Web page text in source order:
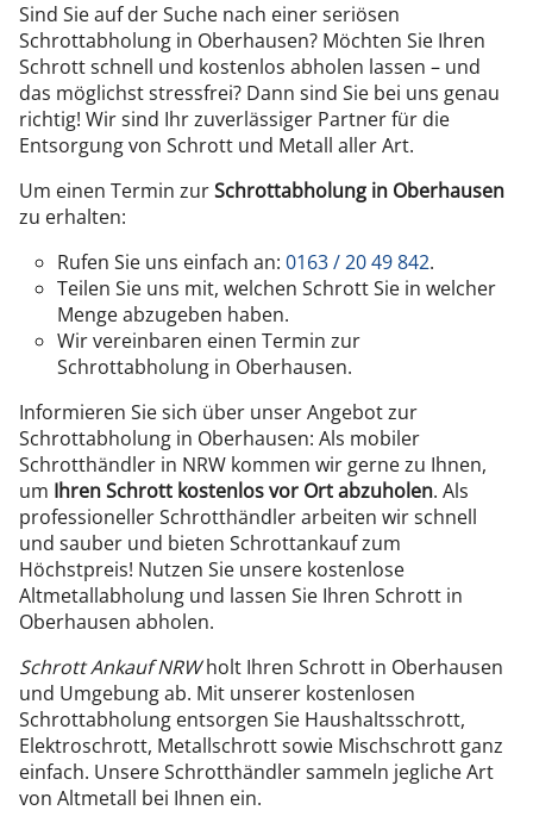
Sind Sie auf der Suche nach einer seriösen
Schrottabholung in Oberhausen? Möchten Sie Ihren
Schrott schnell und kostenlos abholen lassen – und
das möglichst stressfrei? Dann sind Sie bei uns genau
richtig! Wir sind Ihr zuverlässiger Partner für die
Entsorgung von Schrott und Metall aller Art.
Um einen Termin zurSchrottabholung in Oberhausen
zu erhalten:
Rufen Sie uns einfach an: 0163 / 20 49 842.
Teilen Sie uns mit, welchen Schrott Sie in welcher
Menge abzugeben haben.
Wir vereinbaren einen Termin zur
Schrottabholung in Oberhausen.
Informieren Sie sich über unser Angebot zur
Schrottabholung in Oberhausen: Als mobiler
Schrotthändler in NRW kommen wir gerne zu Ihnen,
um Ihren Schrott kostenlos vor Ort abzuholen. Als
professioneller Schrotthändler arbeiten wir schnell
und sauber und bieten Schrottankauf zum
Höchstpreis! Nutzen Sie unsere kostenlose
Altmetallabholung und lassen Sie Ihren Schrott in
Oberhausen abholen.
Schrott Ankauf NRWholt Ihren Schrott in Oberhausen
und Umgebung ab. Mit unserer kostenlosen
Schrottabholung entsorgen Sie Haushaltsschrott,
Elektroschrott, Metallschrott sowie Mischschrott ganz
einfach. Unsere Schrotthändler sammeln jegliche Art
von Altmetall bei Ihnen ein.